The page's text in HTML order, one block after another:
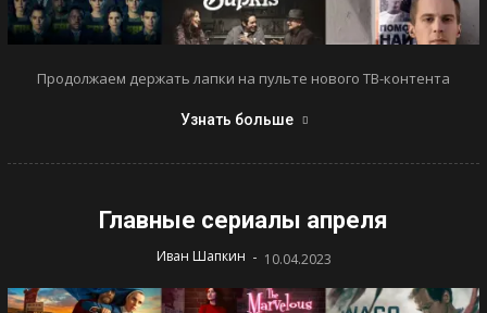
Продолжаем держать лапки на пульте нового ТВ-контента
Узнать больше
Главные сериалы апреля
Иван Шапкин - 10.04.2023